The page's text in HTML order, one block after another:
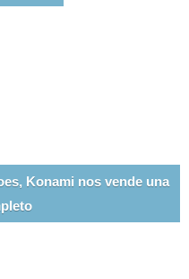
Konami nos vende una